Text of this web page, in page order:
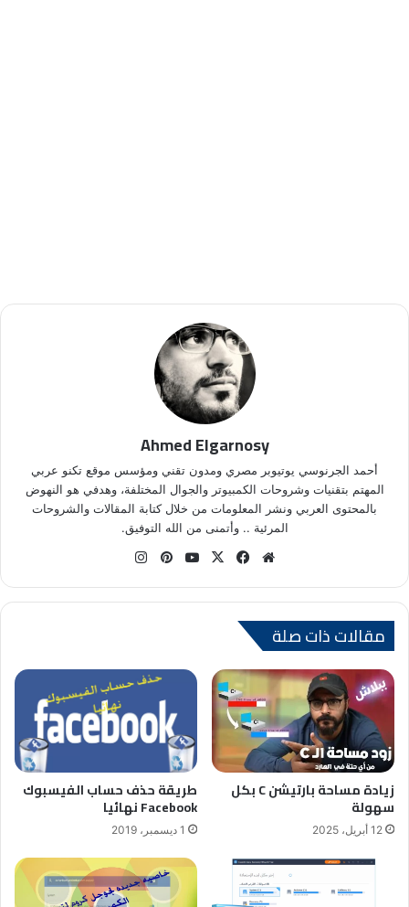
Ahmed Elgarnosy
أحمد الجرنوسي يوتيوبر مصري ومدون تقني ومؤسس موقع تكنو عربي
المهتم بتقنيات وشروحات الكمبيوتر والجوال المختلفة، وهدفي هو النهوض
بالمحتوى العربي ونشر المعلومات من خلال كتابة المقالات والشروحات
المرئية .. وأتمنى من الله التوفيق.
موق
الوي
ب
في
وك
X
يوتي
بينتي
س
ام
مقالات ذات صلة
زيادة مساحة بارتيشن C بكل
سهولة
12 أبريل، 2025
طريقة حذف حساب الفيسبوك
Facebook نهائيا
1 ديسمبر، 2019